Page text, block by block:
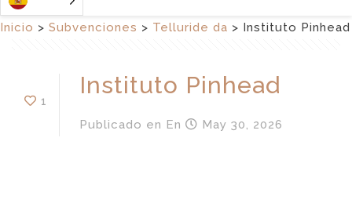
Inicio > Subvenciones > Telluride da > Instituto Pinhead
1
Instituto Pinhead
Publicado en En May 30, 2026